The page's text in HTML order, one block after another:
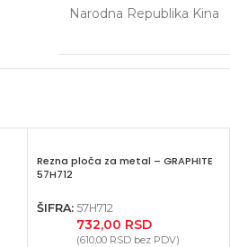
Narodna Republika Kina
Rezna ploča za metal – GRAPHITE
57H712
ŠIFRA:57H712
732,00 RSD
(610,00 RSD bez PDV)